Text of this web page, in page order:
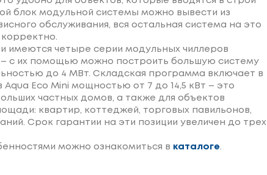
блок модульной системы можно вывести из
обслуживания, вся остальная система на это
имеются четыре серии модульных чиллеров
с их помощью можно построить большую систему
до 4 МВт. Складская программа включает в
Eco Mini мощностью от 7 до 14,5 кВт – это
частных домов, а также для объектов
квартир, коттеджей, торговых павильонов,
Срок гарантии на эти позиции увеличен до трех
можно ознакомиться в каталоге.